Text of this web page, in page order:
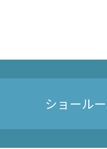
ショール